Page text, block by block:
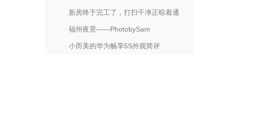
新房终于完工了，打扫干净正晾着通
福州夜景——PhotobySam
小而美的华为畅享5S外观简评